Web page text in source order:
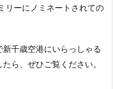
リーにノミネートされての
千歳空港にいらっしゃる
ら、ぜひご覧ください。